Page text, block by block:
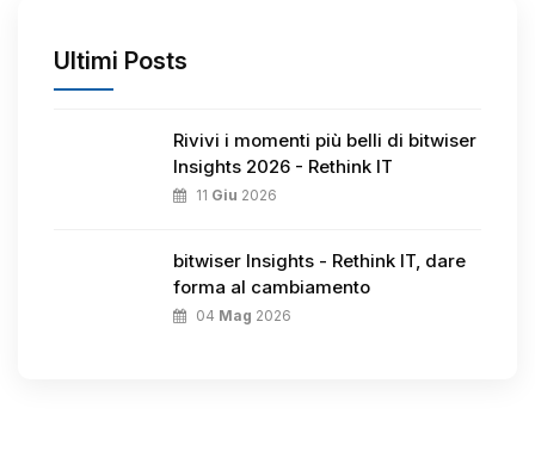
Ultimi Posts
Rivivi i momenti più belli di bitwiser
Insights 2026 - Rethink IT
11 Giu 2026
bitwiser Insights - Rethink IT, dare
forma al cambiamento
04 Mag 2026